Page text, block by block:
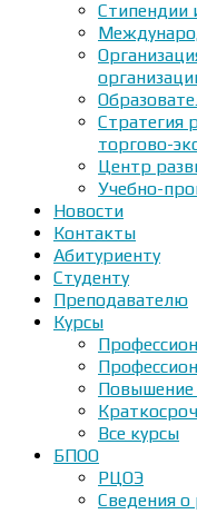
Стипендии
Стратегия
торгово-
Центр
Учебно-
Новости
Контакты
Абитуриенту
Студенту
Преподавателю
Курсы
Повышение
Все курсы
БПОО
РЦОЭ
Сведения о